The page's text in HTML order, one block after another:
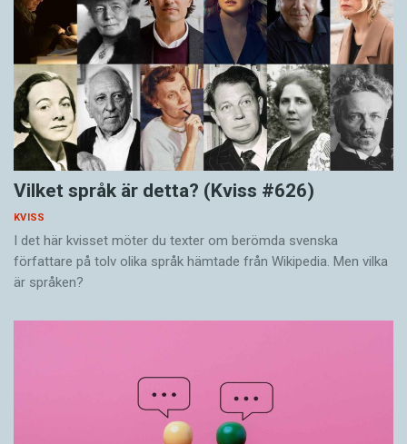
Vilket språk är detta? (Kviss #626)
KVISS
I det här kvisset möter du texter om berömda svenska
författare på tolv olika språk hämtade från Wikipedia. Men vilka
är språken?